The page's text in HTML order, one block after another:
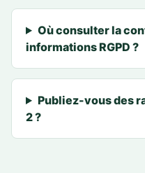
Où consulter la
informations RGPD ?
Publiez-vous des
2 ?